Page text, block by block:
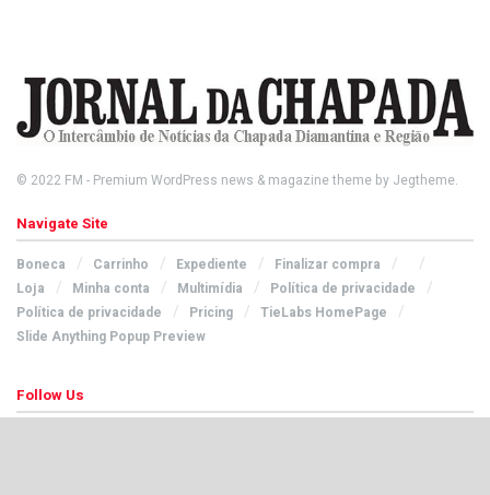
© 2022 FM - Premium WordPress news & magazine theme by Jegtheme.
Navigate Site
Boneca Carrinho Expediente
Finalizar compra
Loja
Minha conta Multimídia
Política de privacidade
Política de privacidade
Pricing
TieLabs HomePage
Slide Anything Popup Preview
Follow Us